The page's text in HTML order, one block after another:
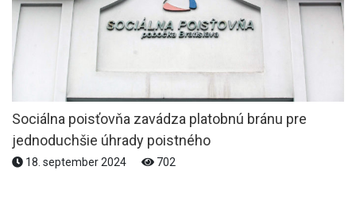
Sociálna poisťovňa zavádza platobnú bránu pre
jednoduchšie úhrady poistného
18. september 2024 702